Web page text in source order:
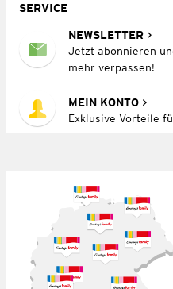
SERVICE
NEWSLETTER
Jetzt abonnieren
mehr verpassen!
MEIN KONTO
Exklusive Vorteile